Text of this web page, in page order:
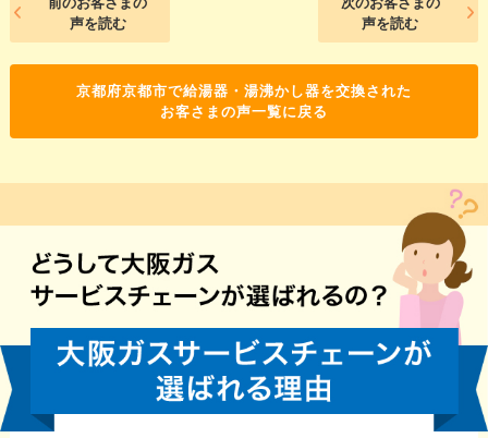
声を読む
声を読む
京都府京都市で給湯器・湯沸かし器を交換された
お客さまの声一覧に戻る